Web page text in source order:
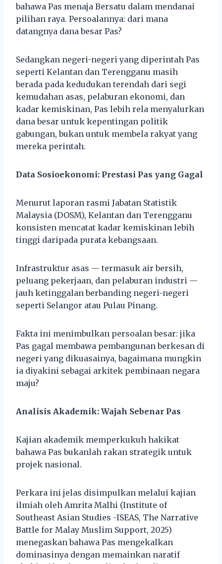
bahawa Pas menaja Bersatu dalam mendanai
pilihan raya. Persoalannya: dari mana
datangnya dana besar Pas?
Sedangkan negeri-negeri yang diperintah Pas
seperti Kelantan dan Terengganu masih
berada pada kedudukan terendah dari segi
kemudahan asas, pelaburan ekonomi, dan
kadar kemiskinan, Pas lebih rela menyalurkan
dana besar untuk kepentingan politik
gabungan, bukan untuk membela rakyat yang
mereka perintah.
Data Sosioekonomi: Prestasi Pas yang Gagal
Menurut laporan rasmi Jabatan Statistik
Malaysia (DOSM), Kelantan dan Terengganu
konsisten mencatat kadar kemiskinan lebih
tinggi daripada purata kebangsaan.
Infrastruktur asas — termasuk air bersih,
peluang pekerjaan, dan pelaburan industri —
jauh ketinggalan berbanding negeri-negeri
seperti Selangor atau Pulau Pinang.
Fakta ini menimbulkan persoalan besar: jika
Pas gagal membawa pembangunan berkesan di
negeri yang dikuasainya, bagaimana mungkin
ia diyakini sebagai arkitek pembinaan negara
maju?
Analisis Akademik: Wajah Sebenar Pas
Kajian akademik memperkukuh hakikat
bahawa Pas bukanlah rakan strategik untuk
projek nasional.
Perkara ini jelas disimpulkan melalui kajian
ilmiah oleh Amrita Malhi (Institute of
Southeast Asian Studies -ISEAS, The Narrative
Battle for Malay Muslim Support, 2025)
menegaskan bahawa Pas mengekalkan
dominasinya dengan memainkan naratif